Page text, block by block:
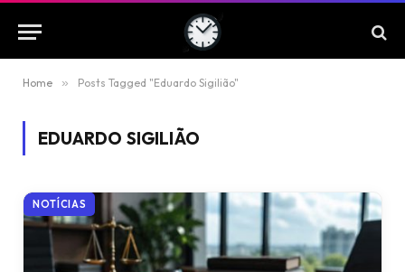
Home » Posts Tagged "Eduardo Sigilião"
EDUARDO SIGILIÃO
NOTÍCIAS